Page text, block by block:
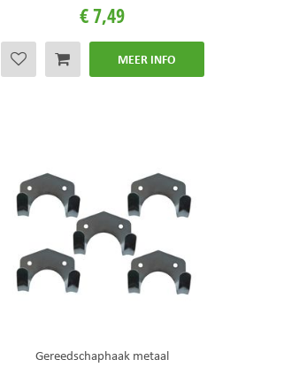
€7,49
MEER INFO
Gereedschaphaak metaal